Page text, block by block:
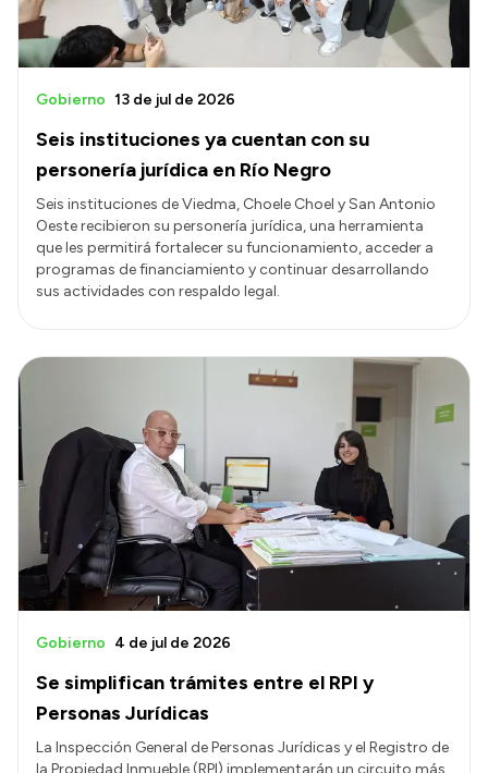
Seis instituciones ya cuentan con su
personería jurídica en Río Negro
Gobierno 13 de jul de 2026
Seis instituciones de Viedma, Choele Choel y San Antonio
Oeste recibieron su personería jurídica, una herramienta
que les permitirá fortalecer su funcionamiento, acceder a
programas de financiamiento y continuar desarrollando
sus actividades con respaldo legal.
Se simplifican trámites entre el RPI y
Personas Jurídicas
Gobierno 4 de jul de 2026
La Inspección General de Personas Jurídicas y el Registro de
la Propiedad Inmueble (RPI) implementarán un circuito más